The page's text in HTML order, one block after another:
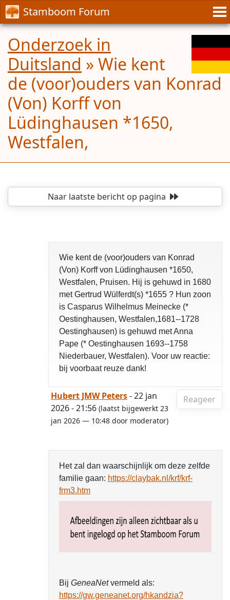
Stamboom Forum
Onderzoek in
Duitsland » Wie kent
de (voor)ouders van Konrad
(Von) Korff von
Lüdinghausen *1650,
Westfalen,
Naar laatste berichtop pagina
Wie kent de (voor)ouders van Konrad
(Von) Korff von Lüdinghausen *1650,
Westfalen, Pruisen. Hij is gehuwd in 1680
met Gertrud Wülferdt(s) *1655 ? Hun zoon
is Casparus Wilhelmus Meinecke (*
Oestinghausen, Westfalen,1681--1728
Oestinghausen) is gehuwd met Anna
Pape (* Oestinghausen 1693--1758
Niederbauer, Westfalen). Voor uw reactie:
bij voorbaat reuze dank!
Reageer
Hubert JMW Peters- 22 jan
2026 - 21:56 (laatst bijgewerkt 23
jan 2026 — 10:48 door moderator)
Het zal dan waarschijnlijk om deze zelfde
familie gaan: https://claybak.nl/krf/krf-
frm3.htm
Bij GeneaNetvermeld als:
https://gw.geneanet.org/hkandzia?